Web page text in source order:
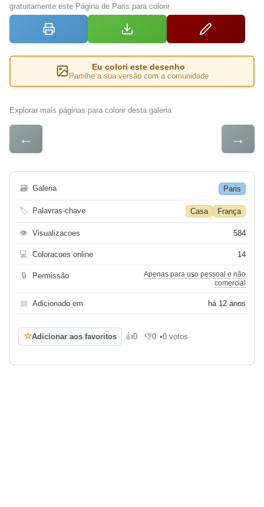
gratuitamente este Página de Paris para colorir
Eu colori este desenho
Partilhe a sua versão com a comunidade
Explorar mais páginas para colorir desta galeria
← →
🗃 Galeria Paris
🏷 Palavras-chave Casa França
👁 Visualizacoes 584
💻 Coloracoes online 14
🔒 Permissão
Apenas para uso pessoal e não
comercial
📅 Adicionado em há 12 anos
☆Adicionar aos favoritos 👍0
Gosto 👎0
Não gosto
•0 votos